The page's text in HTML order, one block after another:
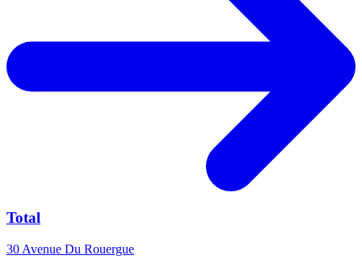
Total
30 Avenue Du Rouergue